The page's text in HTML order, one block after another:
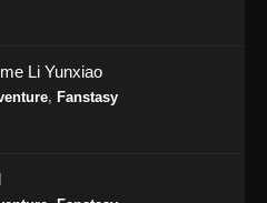
Supreme God Emperor Episode 407
- Agustus 23, 2024
Li Yunxiao
, Fanstasy